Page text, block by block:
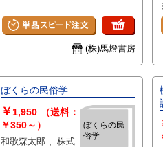
(株)馬燈書房
ぼくらの民俗学
ぼくらの民
俗学
￥ 1,950
（送料：
￥350～）
和歌森太郎 、株式